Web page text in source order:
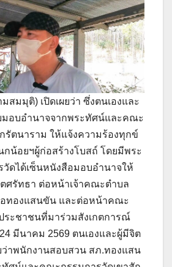
สมมุติ) เปิดเผยว่า ซึ่งตนเองและ
มอบอำนาจจากพระทัศน์และคณะ
รัตนาราม ให้แจ้งความร้องทุกข์
น้อยฯผู้ก่อสร้างโบสถ์ โดยมีพระ
ดได้เซ็นหนังสือมอบอำนาจให้
ศรัทธา ต่อหน้าเจ้าคณะตำบล
อทองแสนขัน และต่อหน้าคณะ
ระชาชนที่มาร่วมสังเกตการณ์
มีนาคม 2569 ตนเองและผู้มีจิต
าพนักงานสอบสวน สภ.ทองแสน